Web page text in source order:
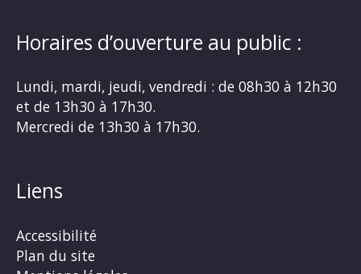
Horaires d’ouverture au public :
Lundi, mardi, jeudi, vendredi : de 08h30 à 12h30
et de 13h30 à 17h30.
Mercredi de 13h30 à 17h30.
Liens
Accessibilité
Plan du site